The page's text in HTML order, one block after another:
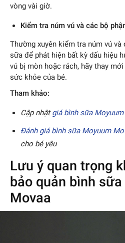
vòng vài giờ.
Kiểm tra núm vú và các bộ
Thường xuyên kiểm tra núm vú
sữa để phát hiện bất kỳ dấu hiệu
vú bị mòn hoặc rách, hãy thay
sức khỏe của bé.
Tham khảo:
Cập nhậtgiá bình sữa Moyuum
Đánh giá bình sữa Moyuum
cho bé yêu
Lưu ý quan trọng
bảo quản bình
Movaa